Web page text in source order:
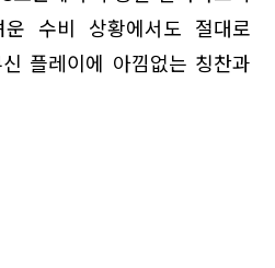
수비 상황에서도 절대로
플레이에 아낌없는 칭찬과